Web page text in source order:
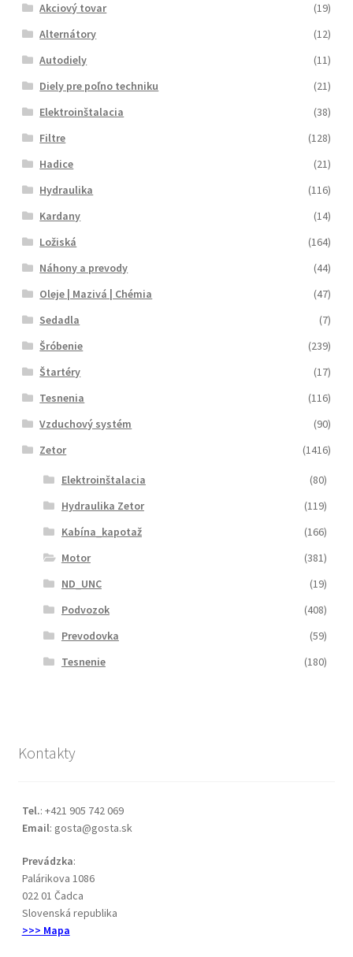
Akciový tovar
(19)
Alternátory
(12)
Autodiely
(11)
Diely pre poľno techniku
(21)
Elektroinštalacia
(38)
Filtre
(128)
Hadice
(21)
Hydraulika
(116)
Kardany
(14)
Ložiská
(164)
Náhony a prevody
(44)
Oleje | Mazivá | Chémia
(47)
Sedadla
(7)
Šróbenie
(239)
Štartéry
(17)
Tesnenia
(116)
Vzduchový systém
(90)
Zetor
(1416)
Elektroinštalacia
(80)
Hydraulika Zetor
(119)
Kabína_kapotaž
(166)
Motor
(381)
ND_UNC
(19)
Podvozok
(408)
Prevodovka
(59)
Tesnenie
(180)
Kontakty
Tel.: +421 905 742 069
Email: gosta@gosta.sk
Prevádzka:
Palárikova 1086
022 01 Čadca
Slovenská republika
>>> Mapa